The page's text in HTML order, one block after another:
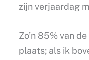
zijn verjaardag
Zo’n 85% van
plaats; als ik